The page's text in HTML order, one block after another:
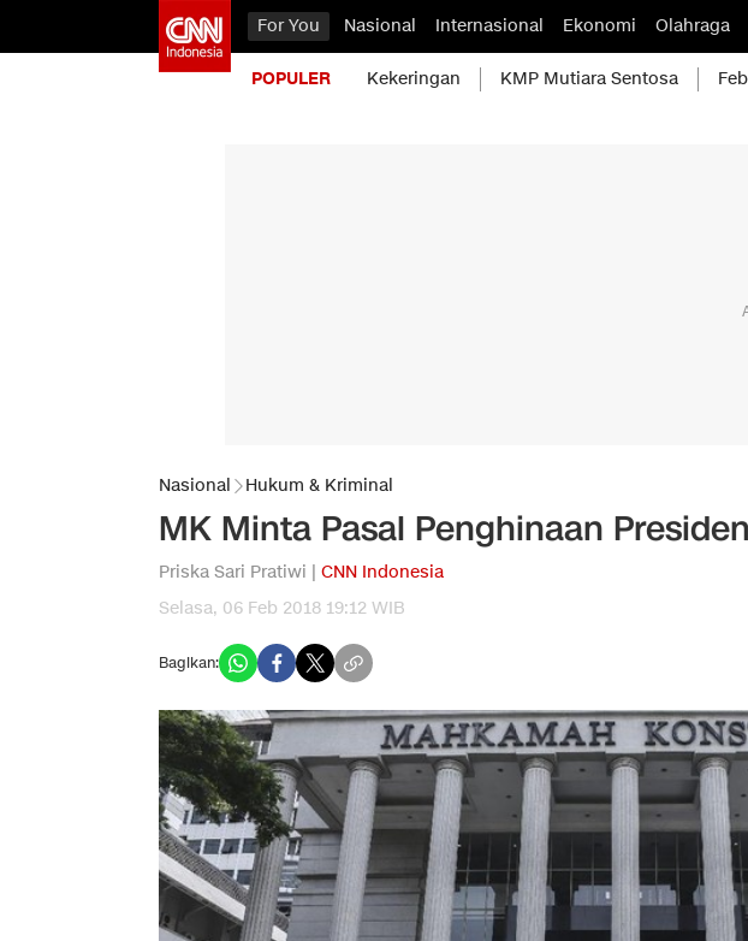
For You Nasional Internasional Ekonomi Olahraga
POPULER Kekeringan KMP Mutiara Sentosa
Nasional Hukum & Kriminal
MK Minta Pasal Penghinaan
Priska Sari Pratiwi | CNN Indonesia
Selasa, 06 Feb 2018 19:12 WIB
Bagikan: